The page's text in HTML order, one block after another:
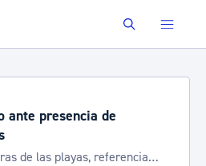
Buscar
ante presencia de
de las playas, referencia